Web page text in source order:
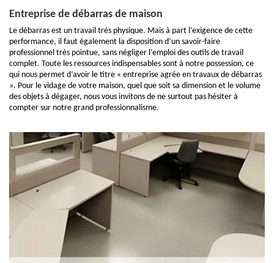
Entreprise de débarras de maison
Le débarras est un travail très physique. Mais à part l’exigence de cette
performance, il faut également la disposition d’un savoir-faire
professionnel très pointue, sans négliger l’emploi des outils de travail
complet. Toute les ressources indispensables sont à notre possession, ce
qui nous permet d’avoir le titre « entreprise agrée en travaux de débarras
». Pour le vidage de votre maison, quel que soit sa dimension et le volume
des objets à dégager, nous vous invitons de ne surtout pas hésiter à
compter sur notre grand professionnalisme.